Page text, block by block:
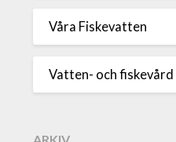
Våra Fiskevatten
Vatten- och fiskevård